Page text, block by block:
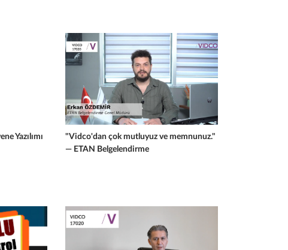
Yazılımı
"Vidco'dan çok mutluyuz ve memnunuz."
— ETAN Belgelendirme